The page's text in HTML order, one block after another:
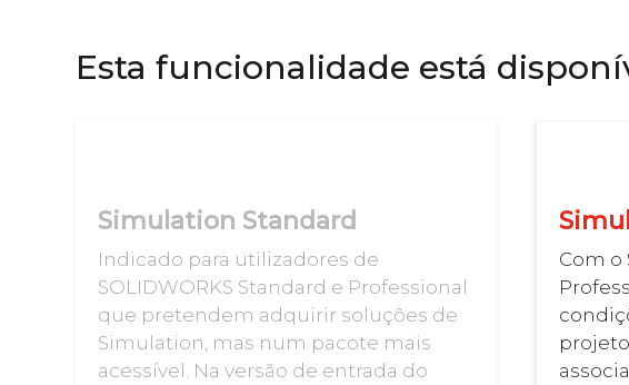
Esta funcionalidade está
Simulation Standard
Indicado para utilizadores de
SOLIDWORKS Standard e Professional
que pretendem adquirir soluções de
Simulation, mas num pacote mais
acessível. Na versão de entrada do
Com o